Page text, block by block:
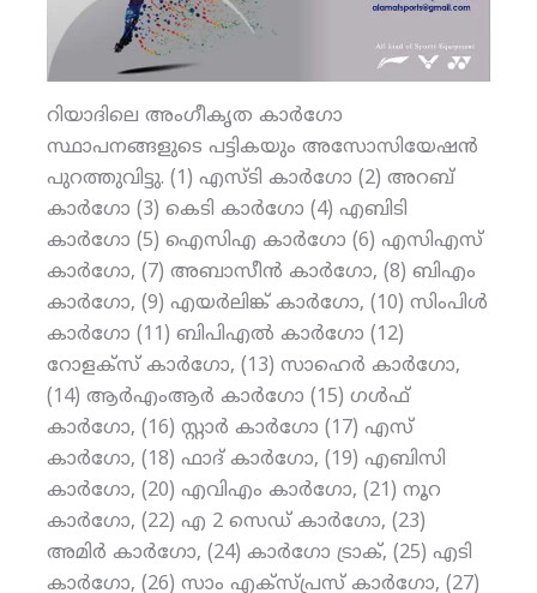
റിയാദിലെ അംഗീകൃത കാര്‍ഗോ
സ്ഥാപനങ്ങളുടെ പട്ടികയും അസോസിയേഷന്‍
പുറത്തുവിട്ടു. (1) എസ്ടി കാര്‍ഗോ (2) അറബ്
കാര്‍ഗോ (3) കെടി കാര്‍ഗോ (4) എബിടി
കാര്‍ഗോ (5) ഐസിഎ കാര്‍ഗോ (6) എസിഎസ്
കാര്‍ഗോ, (7) അബാസീന്‍ കാര്‍ഗോ, (8) ബിഎം
കാര്‍ഗോ, (9) എയര്‍ലിങ്ക് കാര്‍ഗോ, (10) സിംപിള്‍
കാര്‍ഗോ (11) ബിപിഎല്‍ കാര്‍ഗോ (12)
റോളക്‌സ് കാര്‍ഗോ, (13) സാഹെര്‍ കാര്‍ഗോ,
(14) ആര്‍എംആര്‍ കാര്‍ഗോ (15) ഗള്‍ഫ്
കാര്‍ഗോ, (16) സ്റ്റാര്‍ കാര്‍ഗോ (17) എസ്
കാര്‍ഗോ, (18) ഫാദ് കാര്‍ഗോ, (19) എബിസി
കാര്‍ഗോ, (20) എവിഎം കാര്‍ഗോ, (21) നൂറ
കാര്‍ഗോ, (22) എ 2 സെഡ് കാര്‍ഗോ, (23)
അമിര്‍ കാര്‍ഗോ, (24) കാര്‍ഗോ ട്രാക്, (25) എടി
കാര്‍ഗോ, (26) സാം എക്‌സ്പ്രസ് കാര്‍ഗോ, (27)